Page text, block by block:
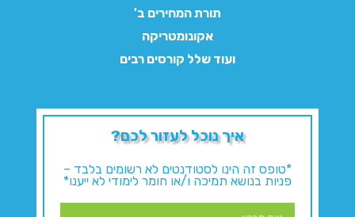
תורת המחירים ב'
אקונומטריקה
ועוד שלל קורסים רבים
איך נוכל לעזור לכם?
*טופס זה הינו לסטודנטים לא רשומים בלבד –
פניות בנושא תמיכה ו/או חומר לימודי לא ייענו*